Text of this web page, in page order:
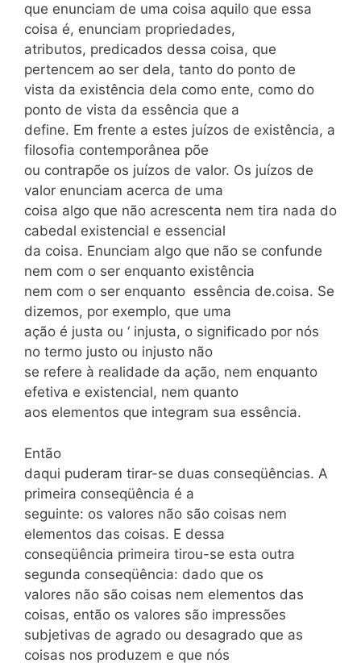
que enunciam de uma coisa aquilo que essa
coisa é, enunciam propriedades,
atributos, predicados dessa coisa, que
pertencem ao ser dela, tanto do ponto de
vista da existência dela como ente, como do
ponto de vista da essência que a
define. Em frente a estes juízos de existência, a
filosofia contemporânea põe
ou contrapõe os juízos de valor. Os juízos de
valor enunciam acerca de uma
coisa algo que não acrescenta nem tira nada do
cabedal existencial e essencial
da coisa. Enunciam algo que não se confunde
nem com o ser enquanto existência
nem com o ser enquanto essência de.coisa. Se
dizemos, por exemplo, que uma
ação é justa ou ‘ injusta, o significado por nós
no termo justo ou injusto não
se refere à realidade da ação, nem enquanto
efetiva e existencial, nem quanto
aos elementos que integram sua essência.
Então
daqui puderam tirar-se duas conseqüências. A
primeira conseqüência é a
seguinte: os valores não são coisas nem
elementos das coisas. E dessa
conseqüência primeira tirou-se esta outra
segunda conseqüência: dado que os
valores não são coisas nem elementos das
coisas, então os valores são impressões
subjetivas de agrado ou desagrado que as
coisas nos produzem e que nós